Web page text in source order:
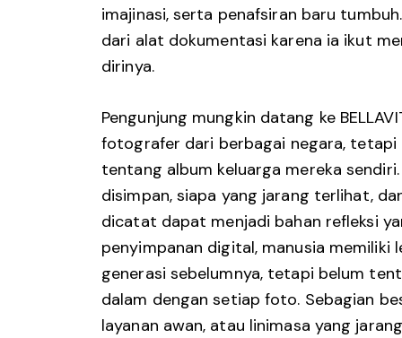
imajinasi, serta penafsiran baru
dari alat dokumentasi karena ia ikut
dirinya.
Pengunjung mungkin datang ke
fotografer dari berbagai negara, tetapi
tentang album keluarga mereka
disimpan, siapa yang jarang terlihat,
dicatat dapat menjadi bahan refleksi
penyimpanan digital, manusia memiliki
generasi sebelumnya, tetapi belum
dalam dengan setiap foto. Sebagian
layanan awan, atau linimasa yang